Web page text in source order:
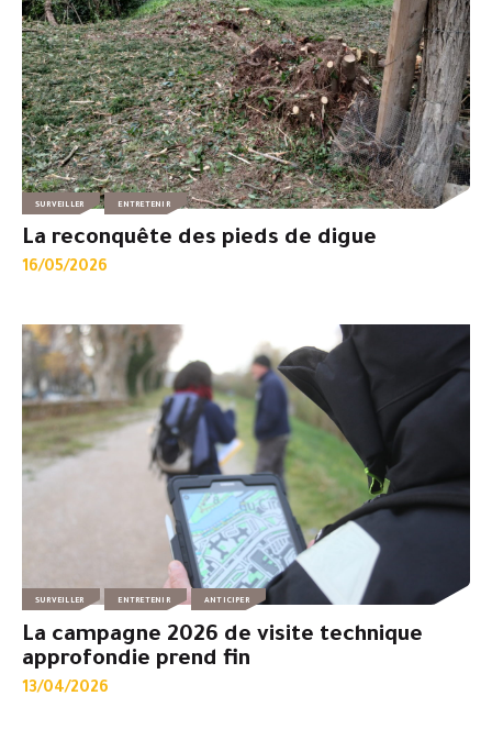
SURVEILLER ENTRETENIR
La reconquête des pieds de digue
16/05/2026
SURVEILLER ENTRETENIR ANTICIPER
La campagne 2026 de visite technique
approfondie prend fin
13/04/2026